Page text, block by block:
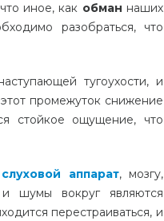
иное, как обман наших
разобраться, что
тугоухости, и
промежуток снижение
стойкое ощущение, что
слуховой аппарат, мозгу,
и шумы вокруг являются
перестраиваться, и